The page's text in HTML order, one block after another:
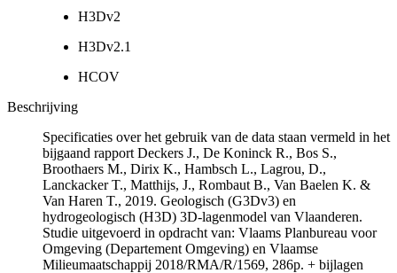
H3Dv2
H3Dv2.1
HCOV
Beschrijving
Specificaties over het gebruik van de data staan vermeld in het
bijgaand rapport Deckers J., De Koninck R., Bos S.,
Broothaers M., Dirix K., Hambsch L., Lagrou, D.,
Lanckacker T., Matthijs, J., Rombaut B., Van Baelen K. &
Van Haren T., 2019. Geologisch (G3Dv3) en
hydrogeologisch (H3D) 3D-lagenmodel van Vlaanderen.
Studie uitgevoerd in opdracht van: Vlaams Planbureau voor
Omgeving (Departement Omgeving) en Vlaamse
Milieumaatschappij 2018/RMA/R/1569, 286p. + bijlagen